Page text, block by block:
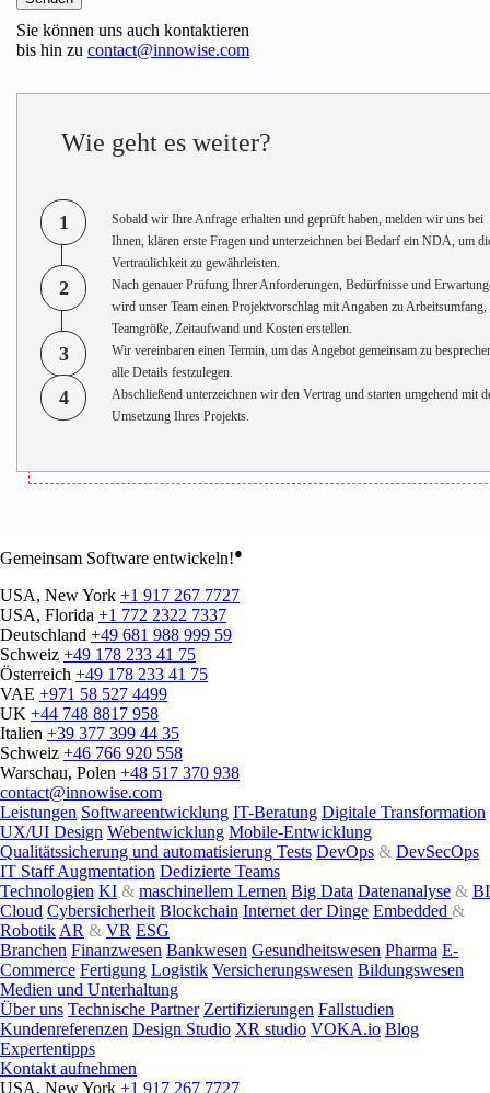
Sie können uns auch kontaktieren
bis hin zu contact@innowise.com
Wie geht es weiter?
1
Sobald wir Ihre Anfrage erhalten und geprüft haben, melden wir uns bei
Ihnen, klären erste Fragen und unterzeichnen bei Bedarf ein NDA, um
Vertraulichkeit zu gewährleisten.
2
Nach genauer Prüfung Ihrer Anforderungen, Bedürfnisse und
wird unser Team einen Projektvorschlag mit Angaben zu Arbeitsumfang,
Teamgröße, Zeitaufwand und Kosten erstellen.
3
Wir vereinbaren einen Termin, um das Angebot gemeinsam zu
alle Details festzulegen.
4
Abschließend unterzeichnen wir den Vertrag und starten umgehend mit
Umsetzung Ihres Projekts.
Gemeinsam Software entwickeln!●
USA, New York +1 917 267 7727
USA, Florida +1 772 2322 7337
Deutschland +49 681 988 999 59
Schweiz +49 178 233 41 75
Österreich +49 178 233 41 75
VAE +971 58 527 4499
UK +44 748 8817 958
Italien +39 377 399 44 35
Schweiz +46 766 920 558
Warschau, Polen +48 517 370 938
contact@innowise.com
Leistungen Softwareentwicklung IT-Beratung Digitale Transformation
UX/UI Design Webentwicklung Mobile-Entwicklung
Qualitätssicherung und automatisierung Tests DevOps & DevSecOps
IT Staff Augmentation Dedizierte Teams
Technologien KI & maschinellem Lernen Big Data Datenanalyse & BI
Cloud Cybersicherheit Blockchain Internet der Dinge Embedded &
Robotik AR & VR ESG
Branchen Finanzwesen Bankwesen Gesundheitswesen Pharma E-
Commerce Fertigung Logistik Versicherungswesen Bildungswesen
Medien und Unterhaltung
Über uns Technische Partner Zertifizierungen Fallstudien
Kundenreferenzen Design Studio XR studio VOKA.io Blog
Expertentipps
Kontakt aufnehmen
USA, New York +1 917 267 7727